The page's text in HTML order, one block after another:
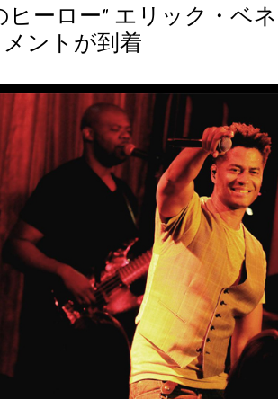
ヒーロー" エリック・ベネ
ントが到着